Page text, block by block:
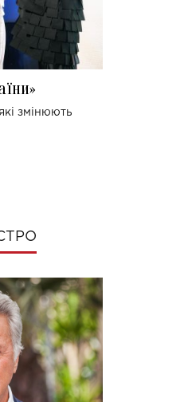
які змінюють